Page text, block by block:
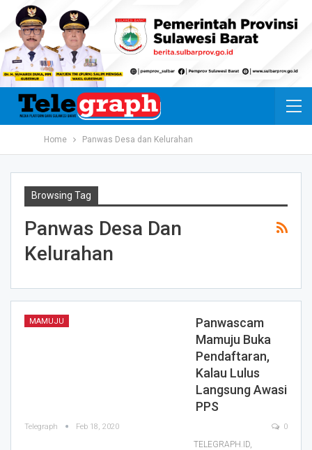
Home Panwas Desa dan Kelurahan
Browsing Tag
Panwas Desa Dan
Kelurahan
MAMUJU
Panwascam
Mamuju Buka
Pendaftaran,
Kalau Lulus
Langsung Awasi
PPS
Telegraph Feb 18, 2020 0
TELEGRAPH.ID,